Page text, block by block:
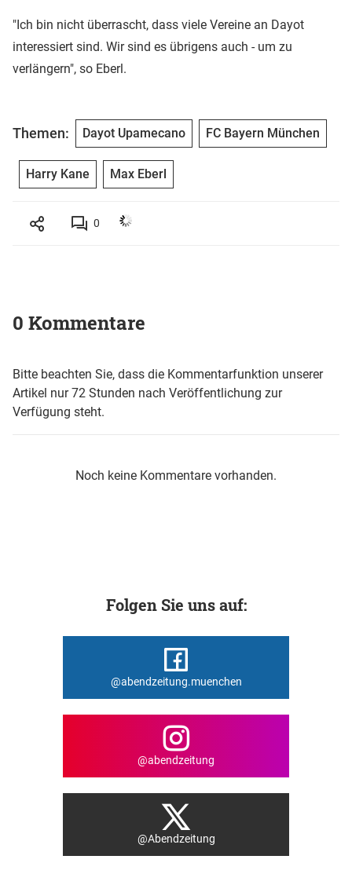
"Ich bin nicht überrascht, dass viele Vereine an Dayot
interessiert sind. Wir sind es übrigens auch - um zu
verlängern", so Eberl.
Themen: Dayot Upamecano FC Bayern München
Harry Kane Max Eberl
0
0 Kommentare
Bitte beachten Sie, dass die Kommentarfunktion unserer
Artikel nur 72 Stunden nach Veröffentlichung zur
Verfügung steht.
Noch keine Kommentare vorhanden.
Folgen Sie uns auf:
@abendzeitung.muenchen
@abendzeitung
@Abendzeitung